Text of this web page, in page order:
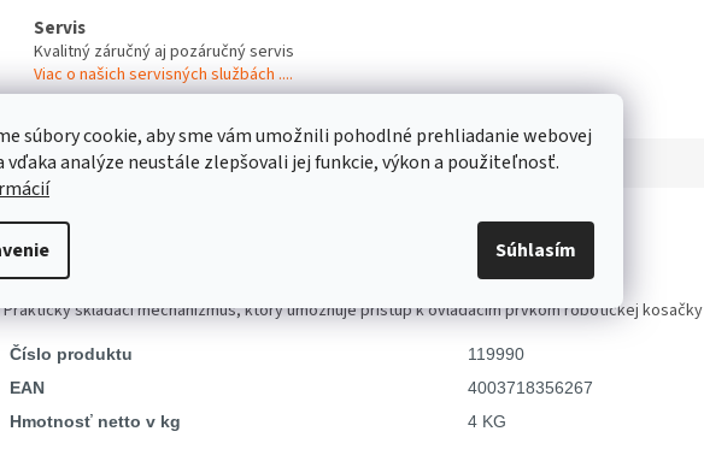
súbory cookie, aby sme vám umožnili pohodlné prehliadanie webovej
vďaka analýze neustále zlepšovali jej funkcie, výkon a použiteľnosť.
Súhlasím
Servis
Kvalitný záručný aj pozáručný servis
Viac o našich servisných službách ....
Diskusia
popis
Praktický skladací mechanizmus, ktorý umožňuje prístup k ovládacím prvkom robotickej kosačky
Číslo produktu
119990
EAN
4003718356267
Hmotnosť netto v kg
4 KG